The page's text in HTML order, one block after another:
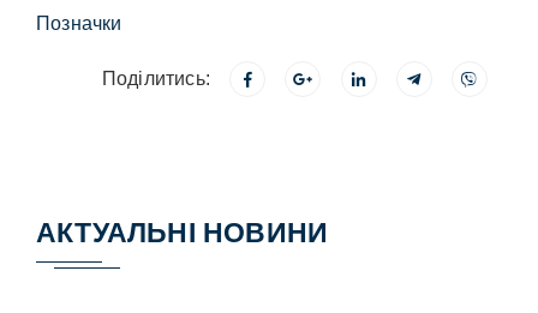
Позначки
Поділитись:
АКТУАЛЬНІ НОВИНИ